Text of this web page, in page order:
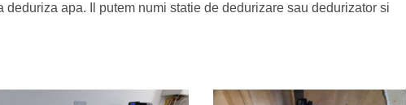
apa. Il putem numi statie de dedurizare sau dedurizator si